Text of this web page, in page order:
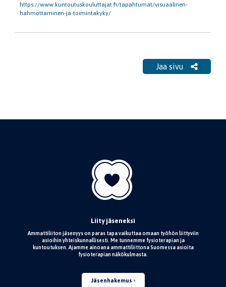
https://www.kuntoutuskouluttajat.fi/tapahtumat/visuaalinen-
hahmottaminen-ja-toimintakyky/
Jaa sivu
Liity jäseneksi
Ammattiliiton jäsenyys on paras tapa vaikuttaa omaan työhön liittyviin
asioihin yhteiskunnallisesti. Me tunnemme fysioterapian ja
kuntoutuksen. Ajamme ainoana ammattiliittona Suomessa asioita
fysioterapian näkökulmasta.
Jäsenhakemus